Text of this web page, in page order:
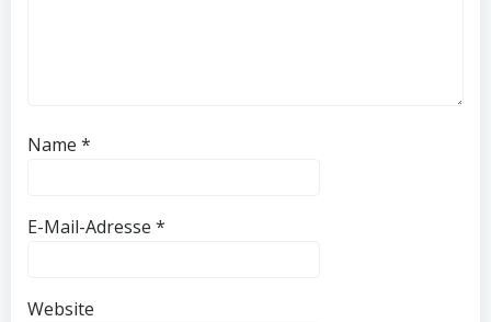
Name *
E-Mail-Adresse *
Website